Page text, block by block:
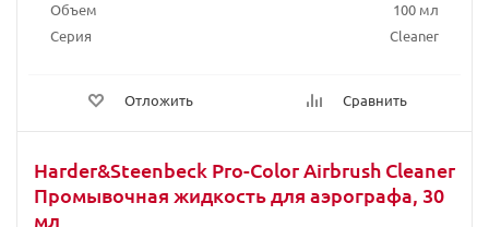
Объем
100 мл
Серия
Cleaner
Отложить Сравнить
Harder&Steenbeck Pro-Color Airbrush Cleaner
Промывочная жидкость для аэрографа, 30
мл